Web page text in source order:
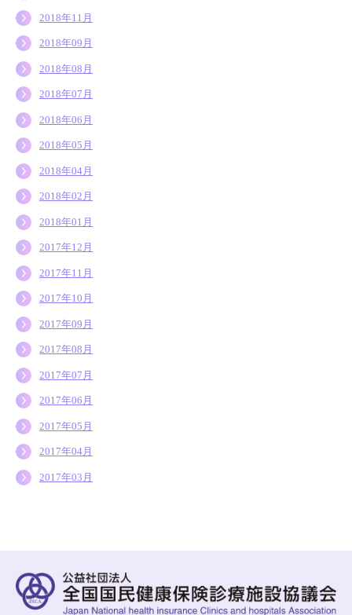
2018年11月
2018年09月
2018年08月
2018年07月
2018年06月
2018年05月
2018年04月
2018年02月
2018年01月
2017年12月
2017年11月
2017年10月
2017年09月
2017年08月
2017年07月
2017年06月
2017年05月
2017年04月
2017年03月